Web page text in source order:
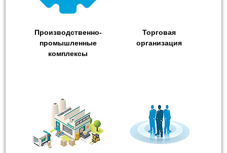
Производственно-
промышленные
комплексы
Торговая
организация